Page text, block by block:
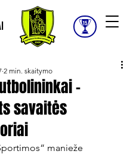
–
savaitės
2 min. skaitymo
manieže